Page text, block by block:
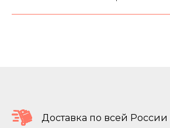
Доставка по всей России